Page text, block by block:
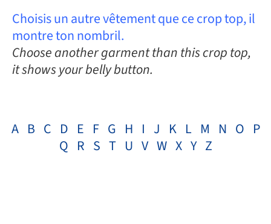
Choisis un autre vêtement que ce crop top, il
montre ton nombril.
Choose another garment than this crop top,
it shows your belly button.
A B C D E F G H I J K L M N O P
Q R S T U V W X Y Z